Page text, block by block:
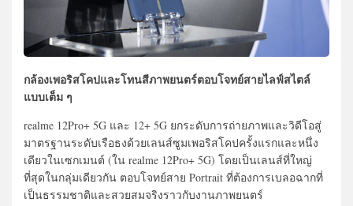
กล้องเพอริสโคปและโทนสีภาพยนตร์ตอบโจทย์สายไลฟ์สไตล์
แบบเต็ม ๆ
realme 12Pro+ 5G และ 12+ 5G ยกระดับการถ่ายภาพและวิดีโอสู่
มาตรฐานระดับเรือธงด้วยเลนส์ซูมเพอริสโคปครั้งแรกและหนึ่ง
เดียวในเซกเมนต์ (ใน realme 12Pro+ 5G) โดยเป็นเลนส์ที่ใหญ่
ที่สุดในกลุ่มเดียวกัน ตอบโจทย์สาย Portrait ที่ต้องการเบลอฉากที่
เป็นธรรมชาติและสวยสมจริงราวกับงานภาพยนตร์